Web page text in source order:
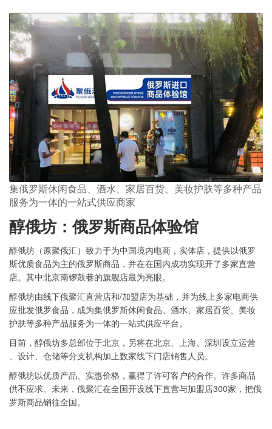
集俄罗斯休闲食品、酒水、家居百货、美妆护肤等多种产品
服务为一体的一站式供应商家
醇俄坊：俄罗斯商品体验馆
醇俄坊（原聚俄汇）致力于为中国境内电商，实体店，提供以俄罗
斯优质食品为主的俄罗斯商品，并在在国内成功实现开了多家直营
店。其中北京南锣鼓巷的旗舰店最为亮眼。
醇俄坊由线下俄聚汇直营店和/加盟店为基础，并为线上多家电商供
应批发俄罗食品，成为集俄罗斯休闲食品、酒水、家居百货、美妆
护肤等多种产品服务为一体的一站式供应平台。
目前，醇俄坊多总部位于北京，另将在北京、上海、深圳设立运营
、设计、仓储等分支机构加上数家线下门店销售人员。
醇俄坊以优质产品、实惠价格，赢得了许可客户的合作。许多商品
供不应求。未来，俄聚汇在全国开设线下直营与加盟店300家，把俄
罗斯商品销往全国。